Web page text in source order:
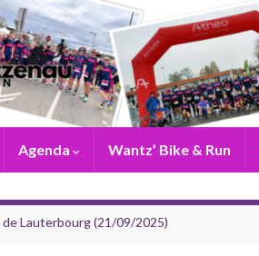
Agenda Wantz’ Bike & Run
de Lauterbourg (21/09/2025)